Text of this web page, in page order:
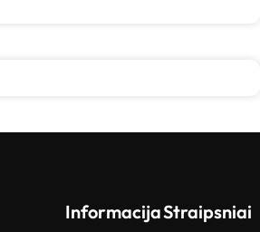
InformacijaStraipsniai